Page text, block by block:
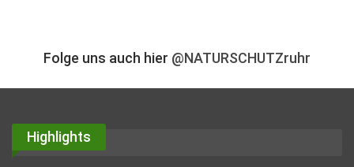
Folge uns auch hier @NATURSCHUTZruhr
Highlights